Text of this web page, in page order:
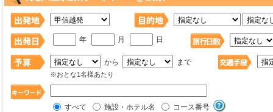
年 月 日
から まで
※おとな1名様あたり
すべて 施設・ホテル名 コース番号